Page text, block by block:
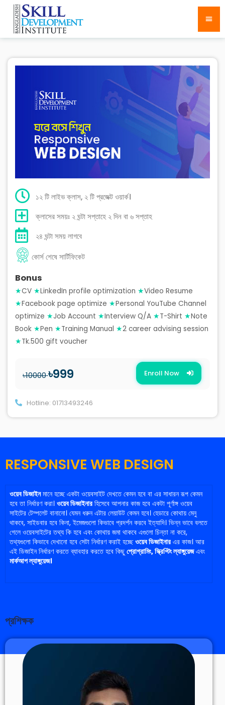
১২ টি লাইভ ক্লাস, ২ টি প্রজেক্ট ওয়ার্ক।
ক্লাসের সময়ঃ ২ ঘন্টা সপ্তাহে ২ দিন বা ৬ সপ্তাহ
২৪ ঘন্টা সময় লাগবে
কোর্স শেষে সার্টিফিকেট
Bonus
★CV ★LinkedIn profile optimization ★Video Resume
★Facebook page optimize ★Personal YouTube Channel
optimize ★Job Account ★Interview Q/A ★T-Shirt ★Note
Book ★Pen ★Training Manual ★2 career advising session
★Tk.500 gift voucher
৳10000৳999 Enroll Now
Hotline: 01713493246
RESPONSIVE WEB DESIGN
ওয়েব ডিজাইনমানে হচ্ছে একটা ওয়েবসাইট দেখতে কেমন হবে বা এর সাধারন রূপ কেমন
হবে তা নির্ধারণ করা। ওয়েব ডিজাইনারহিসেবে আপনার কাজ হবে একটা পূর্ণাঙ্গ ওয়েব
সাইটের টেম্পলেট বানানো। যেমন ধরুন এটার লেয়াউট কেমন হবে। হেডারে কোথায় মেনু
থাকবে, সাইডবার হবে কিনা, ইমেজগুলো কিভাবে প্রদর্শন করবে ইত্যাদি। ভিন্ন ভাবে বলতে
গেলে ওয়েবসাইটের তথ্য কি হবে এবং কোথায় জমা থাকবে এগুলো চিন্তা না করে,
তথ্যগুলো কিভাবে দেখানো হবে সেটা নির্ধারণ করাই হচ্ছেওয়েব ডিজাইনারএর কাজ। আর
এই ডিজাইন নির্ধারণ করতে ব্যাবহার করতে হবে কিছু প্রোগ্রামিং, স্ক্রিপ্টিং ল্যাঙ্গুয়েজএবং
মার্কআপ ল্যাঙ্গুয়েজ।
প্রশিক্ষক